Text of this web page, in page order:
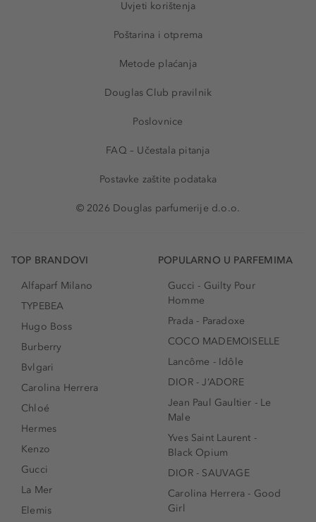
Uvjeti korištenja
Poštarina i otprema
Metode plaćanja
Douglas Club pravilnik
Poslovnice
FAQ – Učestala pitanja
Postavke zaštite podataka
© 2026 Douglas parfumerije d.o.o.
TOP BRANDOVI
Alfaparf Milano
TYPEBEA
Hugo Boss
Burberry
Bvlgari
Carolina Herrera
Chloé
Hermes
Kenzo
Gucci
La Mer
Elemis
POPULARNO U PARFEMIMA
Gucci - Guilty Pour
Homme
Prada - Paradoxe
COCO MADEMOISELLE
Lancôme - Idôle
DIOR - J’ADORE
Jean Paul Gaultier - Le
Male
Yves Saint Laurent -
Black Opium
DIOR - SAUVAGE
Carolina Herrera - Good
Girl